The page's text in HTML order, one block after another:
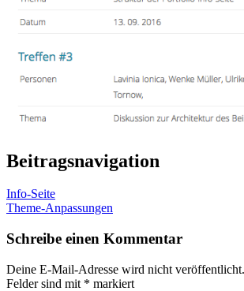
Beitragsnavigation
Info-Seite
Theme-Anpassungen
Schreibe einen Kommentar
Deine E-Mail-Adresse wird nicht veröffentlicht.
Felder sind mit * markiert